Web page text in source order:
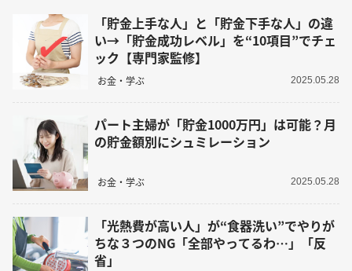
「貯金上手な人」と「貯金下手な人」の違
い→「貯金成功レベル」を“10項目”でチェ
ック【専門家監修】
お金・学ぶ 2025.05.28
パート主婦が「貯金1000万円」は可能？月
の貯金額別にシュミレーション
お金・学ぶ 2025.05.28
「光熱費が高い人」が“食器洗い”でやりが
ちな３つのNG「全部やってるわ…」「反
省」